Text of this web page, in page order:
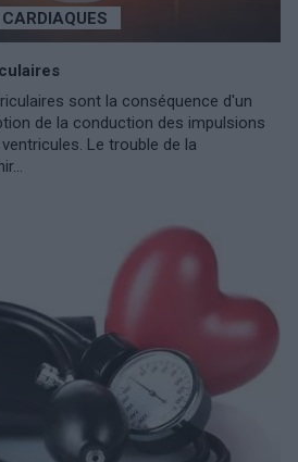
sont la conséquence d'un
de la conduction des impulsions
Le trouble de la